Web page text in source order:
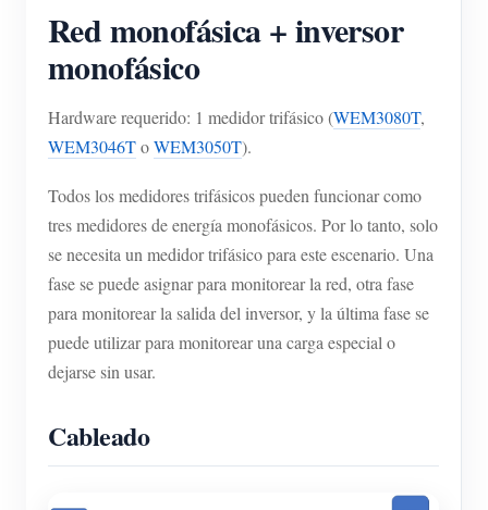
Red monofásica + inversor
monofásico
Hardware requerido: 1 medidor trifásico (WEM3080T,
WEM3046ToWEM3050T).
Todos los medidores trifásicos pueden funcionar como
tres medidores de energía monofásicos. Por lo tanto, solo
se necesita un medidor trifásico para este escenario. Una
fase se puede asignar para monitorear la red, otra fase
para monitorear la salida del inversor, y la última fase se
puede utilizar para monitorear una carga especial o
dejarse sin usar.
Cableado